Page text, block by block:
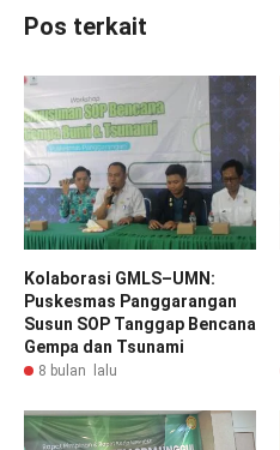
Pos terkait
Kolaborasi GMLS–UMN:
Puskesmas Panggarangan
Susun SOP Tanggap Bencana
Gempa dan Tsunami
8 bulan lalu